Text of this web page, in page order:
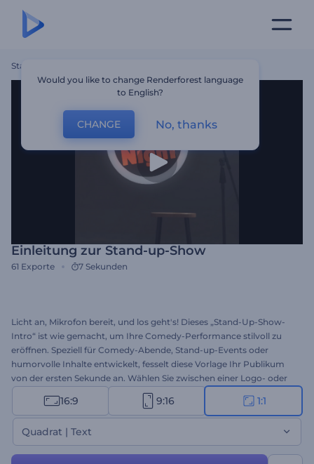
Startseite
Einleitung zur Stand-up-Show
61 Exporte 7 Sekunden
Licht an, Mikrofon bereit, und los geht's! Dieses „Stand-Up-Show-
Intro“ ist wie gemacht, um Ihre Comedy-Performance stilvoll zu
eröffnen. Speziell für Comedy-Abende, Stand-up-Events oder
humorvolle Inhalte entwickelt, fesselt diese Vorlage Ihr Publikum
von der ersten Sekunde an. Wählen Sie zwischen einer Logo- oder
Textversion und legen Sie los – fügen Sie Ihren Shownamen, das
Datum und den Veranstaltungsort hinzu und untermalen Sie das
Ganze mit mitreißender Hintergrundmusik. Jetzt erstellen und Ihre
Stand-up-Show zum Knaller machen!
16:9 9:16 1:1
Quadrat | Text
Would you like to change Renderforest language
to English?
CHANGE No, thanks